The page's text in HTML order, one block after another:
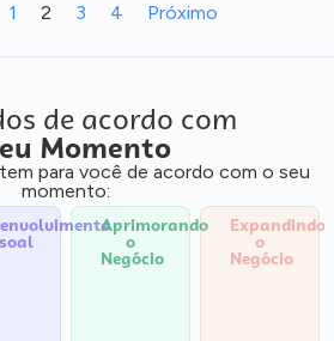
1 2 3 4 Próximo
de acordo com
Momento
para você de acordo com o seu
momento:
Aprimorando
o
Negócio
Expandindo
o
Negócio